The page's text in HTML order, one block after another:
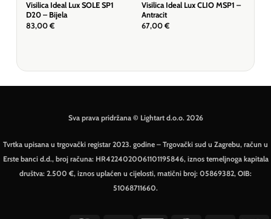
Visilica Ideal Lux SOLE SP1
D20 – Bijela
83,00 €
Visilica Ideal Lux CLIO MSP1 –
Antracit
67,00 €
Sva prava pridržana © Lightart d.o.o. 2026
Tvrtka upisana u trgovački registar 2023. godine – Trgovački sud u Zagrebu, račun u
Erste banci d.d., broj računa: HR4224020061101195846, iznos temeljnoga kapitala
društva: 2.500 €, iznos uplaćen u cijelosti, matični broj: 05869382, OIB:
51068711660.